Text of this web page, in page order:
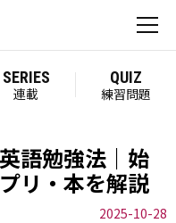
SERIES
連載
QUIZ
練習問題
語勉強法｜始
リ・本を解説
2025-10-28